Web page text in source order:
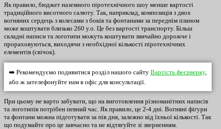
Як правило, бюджет наземного піротехнічного шоу менше вартості
традиційного висотного салюту. Так, наприклад, композиція з двох
вогняних сердець з колесами з боків та фонтанами за переднім планом
може коштувати близько 260 у.о. Це без вартості транспорту. Більш
складні написи та логотипи можуть коштувати звичайно дорожче і
прораховуються, виходячи з необхідної кількості піротехнічних
елементів (свічок).
➡️ Рекомендуємо подивитися розділ нашого сайту Вартість феєрверку,
або ж зателефонуйте нам в офіс для консультації.
При цьому не варто забувати, що на виготовлення різноманітних написів
та логотипів потрібен певний час. Як правило, це 2-4 дні. Вогняні фігури
та фонтани можна підготувати за пів дня, залежно від їхньої кількості. Так
що подумайте про це завчасно та не відтягуйте зі зверненням.